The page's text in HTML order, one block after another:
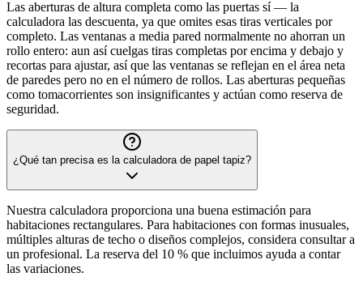
Las aberturas de altura completa como las puertas sí — la
calculadora las descuenta, ya que omites esas tiras verticales por
completo. Las ventanas a media pared normalmente no ahorran un
rollo entero: aun así cuelgas tiras completas por encima y debajo y
recortas para ajustar, así que las ventanas se reflejan en el área neta
de paredes pero no en el número de rollos. Las aberturas pequeñas
como tomacorrientes son insignificantes y actúan como reserva de
seguridad.
¿Qué tan precisa es la calculadora de papel tapiz?
Nuestra calculadora proporciona una buena estimación para
habitaciones rectangulares. Para habitaciones con formas inusuales,
múltiples alturas de techo o diseños complejos, considera consultar a
un profesional. La reserva del 10 % que incluimos ayuda a contar
las variaciones.